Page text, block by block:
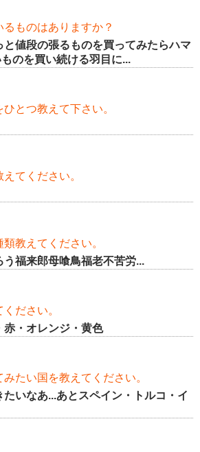
ものはありますか？
と値段の張るものを買ってみたらハマ
のを買い続ける羽目に...
とつ教えて下さい。
てください。
教えてください。
う福来郎母喰鳥福老不苦労...
ださい。
赤・オレンジ・黄色
たい国を教えてください。
たいなあ...あとスペイン・トルコ・イ